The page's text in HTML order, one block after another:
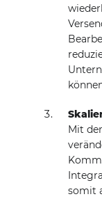
Mit
somit